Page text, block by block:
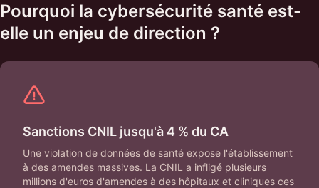
Pourquoi la cybersécurité santé est-
elle un enjeu de direction ?
Sanctions CNIL jusqu'à 4 % du CA
Une violation de données de santé expose l'établissement
à des amendes massives. La CNIL a infligé plusieurs
millions d'euros d'amendes à des hôpitaux et cliniques ces